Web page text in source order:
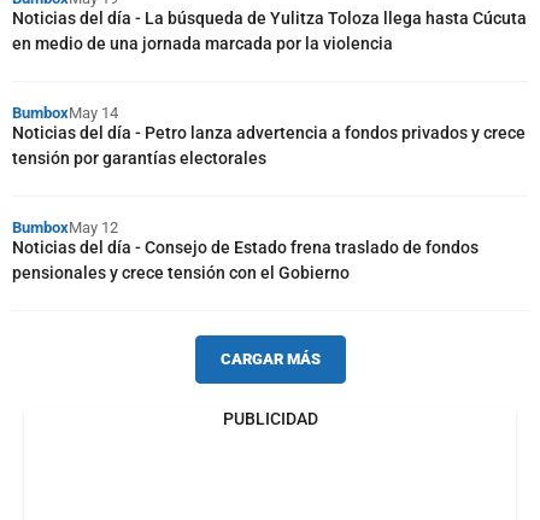
Noticias del día - La búsqueda de Yulitza Toloza llega hasta Cúcuta
en medio de una jornada marcada por la violencia
BumboxMay 14
Noticias del día - Petro lanza advertencia a fondos privados y crece
tensión por garantías electorales
BumboxMay 12
Noticias del día - Consejo de Estado frena traslado de fondos
pensionales y crece tensión con el Gobierno
CARGAR MÁS
PUBLICIDAD